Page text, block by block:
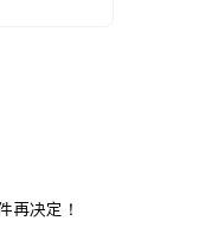
再决定！